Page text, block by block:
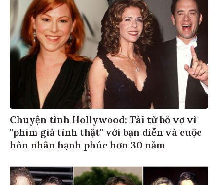
Chuyện tình Hollywood: Tài tử bỏ vợ vì
"phim giả tình thật" với bạn diễn và cuộc
hôn nhân hạnh phúc hơn 30 năm